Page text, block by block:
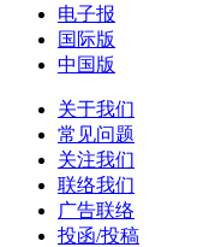
电子报
国际版
中国版
关于我们
常见问题
关注我们
联络我们
广告联络
投函/投稿